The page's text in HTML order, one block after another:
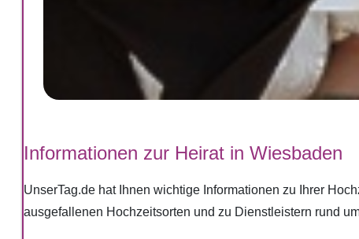
Informationen zur Heirat in Wiesbaden
UnserTag.de hat Ihnen wichtige Informationen zu Ihrer
ausgefallenen Hochzeitsorten und zu Dienstleistern rund